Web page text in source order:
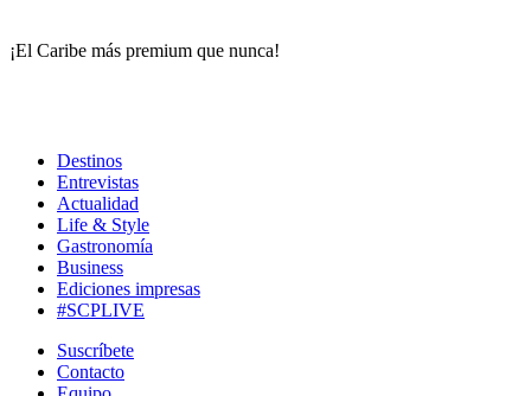
¡El Caribe más premium que nunca!
Destinos
Entrevistas
Actualidad
Life & Style
Gastronomía
Business
Ediciones impresas
#SCPLIVE
Suscríbete
Contacto